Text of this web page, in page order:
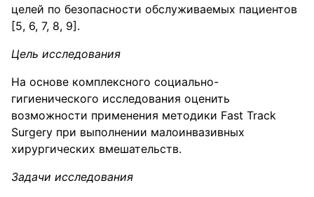
целей по безопасности обслуживаемых пациентов
[5, 6, 7, 8, 9].
Цель исследования
На основе комплексного социально-
гигиенического исследования оценить
возможности применения методики Fast Track
Surgery при выполнении малоинвазивных
хирургических вмешательств.
Задачи исследования